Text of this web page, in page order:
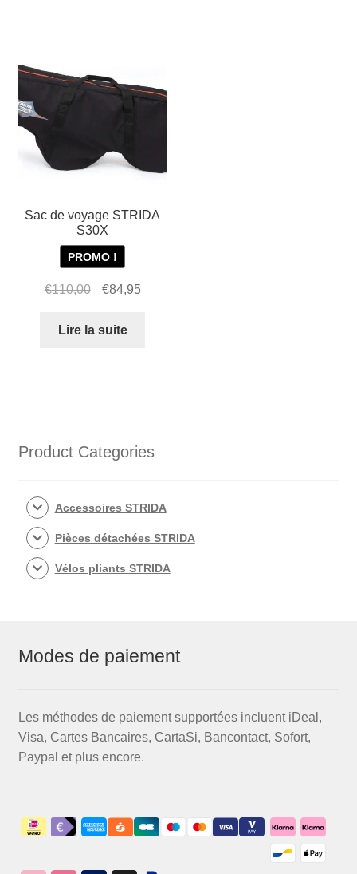
choisies
du
Sac de voyage STRIDA
S30X
PROMO !
€110,00
Le
initial
€84,95Le
Lire la suite
Product Categories
Accessoires STRIDA
Pièces détachées STRIDA
Vélos pliants STRIDA
Modes de paiement
Les méthodes de paiement supportées incluent iDeal,
Visa, Cartes Bancaires, CartaSi, Bancontact, Sofort,
Paypal et plus encore.